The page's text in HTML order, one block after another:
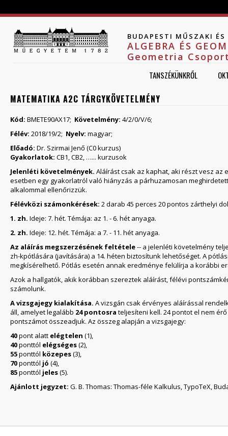
BUDAPESTI MŰSZAKI
ALGEBRA ÉS
Geometria
TANSZÉKÜNKRŐL
MATEMATIKA A2C TÁRGYKÖVETELMÉNY
Kód: BMETE90AX17; Követelmény: 4/2/0/V/6;
Félév: 2018/19/2; Nyelv: magyar;
Előadó: Dr. Szirmai Jenő (C0 kurzus)
Gyakorlatok: CB1, CB2, …... kurzusok
Jelenléti követelmények. Aláírást csak az kaphat, aki részt vesz az
esetben egy gyakorlatról való hiányzás a párhuzamosan
alkalommal ellenőrizzük.
Félévközi számonkérések: 2 darab 45 perces 20 pontos zárthelyi
1. zh. Ideje: 7. hét. Témája: az 1. - 6. hét anyaga.
2. zh. Ideje: 12. hét. Témája: a 7. - 11. hét anyaga.
Az aláírás megszerzésének feltétele-- a jelenléti követelmény
zh-kpótlására (javítására) a 14. héten biztosítunk lehetőséget. A
megkísérelhető. Pótlás esetén annak eredménye felülírja a korábbi
Azok a hallgatók, akik korábban szereztek aláírást, félévi
számolunk.
A vizsgajegy kialakítása. A vizsgán csak érvényes aláírással
áll, amelyet legalább 24 pontosra teljesíteni kell. 24 pontot el nem
pontszámot összeadjuk. Az összeg alapján a vizsgajegy:
40pont alatt elégtelen (1),
40ponttól elégséges(2),
55ponttól közepes(3),
70ponttól jó (4),
85ponttól jeles(5).
Ajánlott jegyzet: G. B. Thomas: Thomas-féle Kalkulus, TypoTeX,